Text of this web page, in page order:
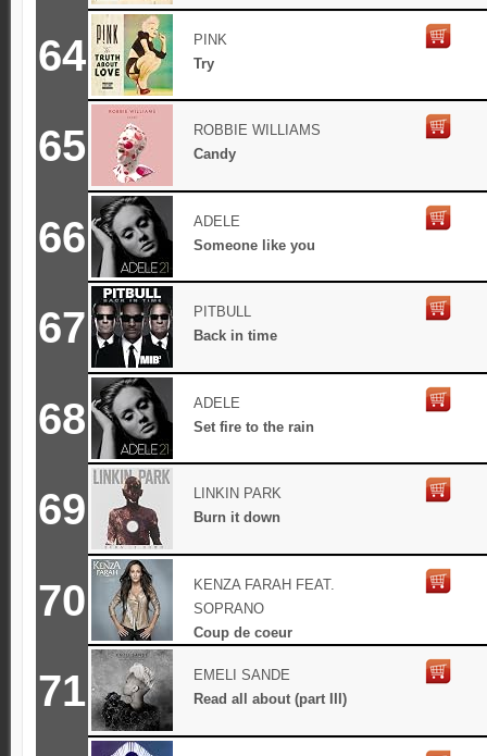
64
PINK
Try
65
ROBBIE WILLIAMS
Candy
66
ADELE
Someone like you
67
PITBULL
Back in time
68
ADELE
Set fire to the rain
69
LINKIN PARK
Burn it down
70
KENZA FARAH FEAT.
SOPRANO
Coup de coeur
71
EMELI SANDE
Read all about (part III)